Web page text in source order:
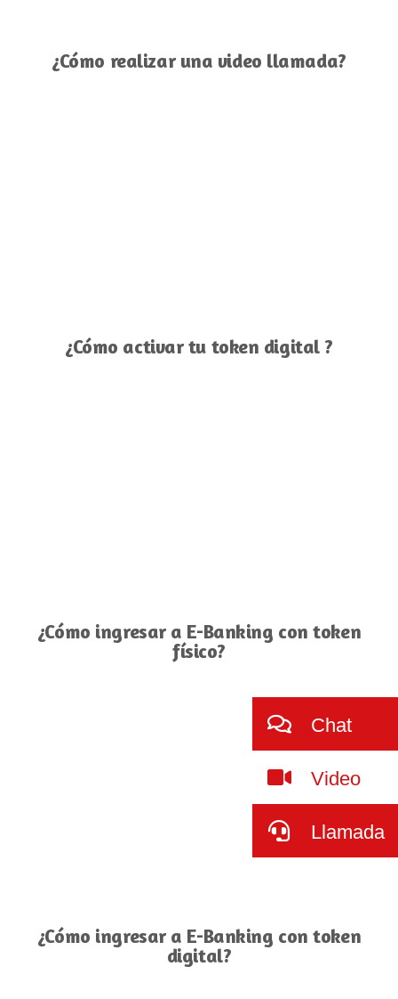
¿Cómo realizar una video llamada?
¿Cómo activar tu token digital ?
¿Cómo ingresar a E-Banking con token
físico?
¿Cómo ingresar a E-Banking con token
digital?
Chat
Video
Llamada